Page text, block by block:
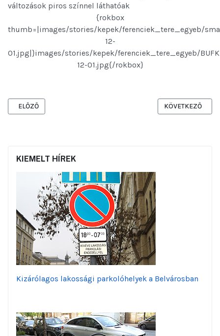
változások piros színnel láthatóak
{rokbox
thumb=|images/stories/kepek/ferenciek_tere_egyeb/
12-
01.jpg|}images/stories/kepek/ferenciek_tere_egyeb/
12-01.jpg{/rokbox}
ELŐZŐ CIKK: IDŐKAPSZULÁVAL ÜZENNEK A JÖVŐ GENERÁCIÓNAK
ELŐZŐ KÖVETKEZŐ
KÖVETKEZŐ
KIEMELT HÍREK
Kizárólagos lakossági parkolóhelyek a Belvárosban